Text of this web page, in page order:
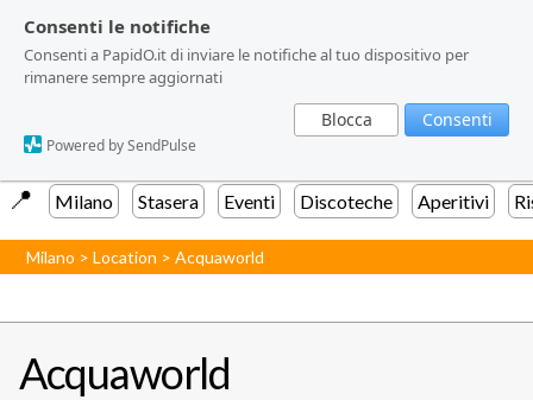
Consenti le notifiche
Consenti a PapidO.it di inviare le notifiche al tuo dispositivo per
rimanere sempre aggiornati
Blocca Consenti
Powered by SendPulse
Consenti le notifiche
Consenti a PapidO.it di inviare le notifiche al tuo dispositivo per
rimanere sempre aggiornati
Blocca Consenti
Powered by SendPulse
📍️ Milano Stasera Eventi Discoteche Aperitivi
Milano >Location >Acquaworld
Acquaworld